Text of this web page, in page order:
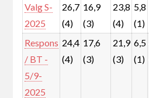
Valg S-
2025
26,7
(4)
16,9
(3)
23,8
(4)
5,8
(1)
Respons
/ BT -
5/9-
2025
24,4
(4)
17,6
(3)
21,9
(3)
6,5
(1)